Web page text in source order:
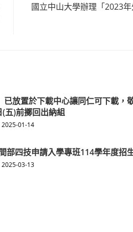
國立中山大學辦理「2023
已放置於下載中心讓同仁可下載，
(五)前擲回出納組
2025-01-14
部四技申請入學專班114學年度招
2025-03-13